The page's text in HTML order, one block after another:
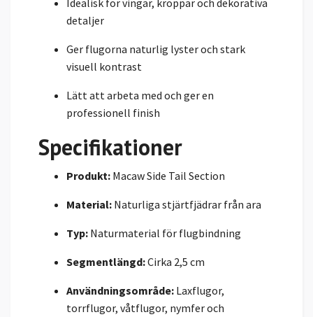
detaljer
Ger flugorna naturlig lyster och stark
visuell kontrast
Lätt att arbeta med och ger en
professionell finish
Specifikationer
Produkt: Macaw Side Tail Section
Material: Naturliga stjärtfjädrar från ara
Typ: Naturmaterial för flugbindning
Segmentlängd:Cirka 2,5 cm
Användningsområde: Laxflugor,
torrflugor, våtflugor, nymfer och